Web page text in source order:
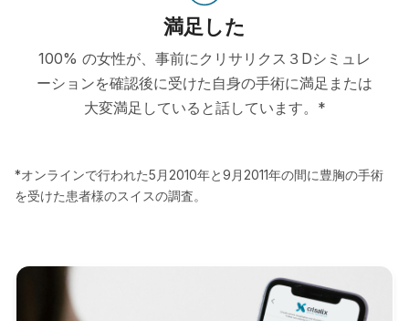
満足した
100% の女性が、事前にクリサリクス３Dシミュレ
ーションを確認後に受けた自身の手術に満足または
大変満足していると話しています。*
*オンラインで行われた5月2010年と9月2011年の間に豊胸の手術
を受けた患者様のスイスの調査。